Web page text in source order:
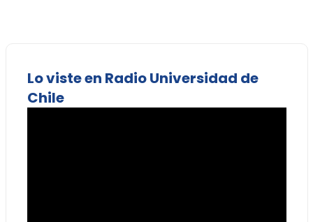
Lo viste en Radio Universidad de
Chile